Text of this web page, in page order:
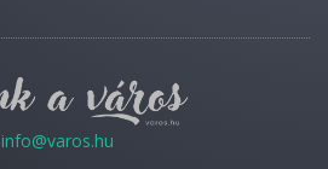
info@varos.hu